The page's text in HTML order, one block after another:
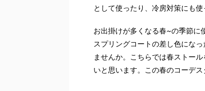
として使ったり、冷房対策にも使
お出掛けが多くなる春~の季節に
スプリングコートの差し色にな
ませんか。こちらでは春ストー
いと思います。この春のコーデ